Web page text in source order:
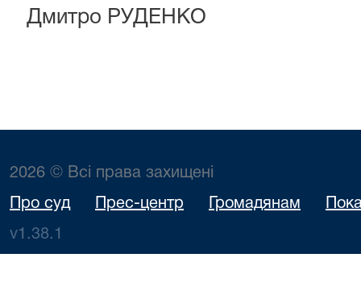
Дмитро РУДЕНКО
2026 © Всі права захищені
Про суд Прес-центр Громадянам
v1.38.1